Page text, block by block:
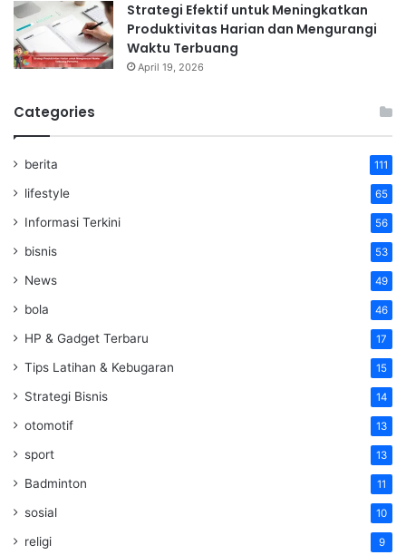
Strategi Efektif untuk Meningkatkan
Produktivitas Harian dan Mengurangi
Waktu Terbuang
April 19, 2026
Categories
berita 111
lifestyle 65
Informasi Terkini 56
bisnis 53
News 49
bola 46
HP & Gadget Terbaru 17
Tips Latihan & Kebugaran 15
Strategi Bisnis 14
otomotif 13
sport 13
Badminton 11
sosial 10
religi 9